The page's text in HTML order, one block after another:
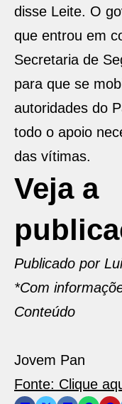
disse Leite. O
que entrou em
Secretaria de
para que se
autoridades do
todo o apoio
das vítimas.
Veja a
Publicado por
*Com
Conteúdo
Jovem Pan
Fonte: Clique